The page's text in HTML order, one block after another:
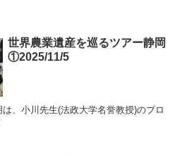
世界農業遺産を巡るツアー静岡
①2025/11/5
、小川先生(法政大学名誉教授)のブロ